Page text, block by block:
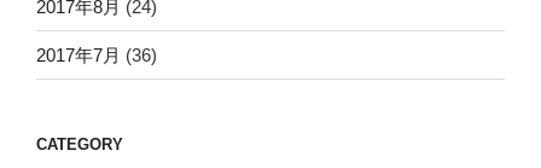
2017年8月 (24)
2017年7月 (36)
CATEGORY